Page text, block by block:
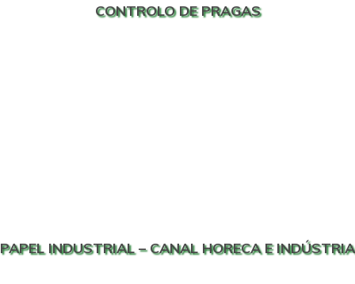
CONTROLO DE PRAGAS
PAPEL INDUSTRIAL – CANAL HORECA E INDÚSTRIA